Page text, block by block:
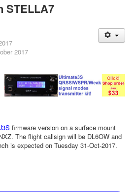
STELLA7
2017
firmware version on a surface mount
The flight callsign will be DL6OW and
is expected on Tuesday 31-Oct-2017.